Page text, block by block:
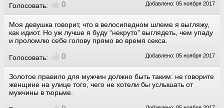
Голосовать: 0 Добавлено: 05 ноября 2017
Моя девушка говорит, что в велосипедном шлеме я выгляжу,
как идиот. Но уж лучше я буду “некруто" выглядеть, чем упаду
и проломлю себе голову прямо во время секса.
Голосовать: 0 Добавлено: 05 ноября 2017
Золотое правило для мужчин должно быть таким: не говорите
женщине на улице того, чего не хотели бы услышать от
мужчины в тюрьме.